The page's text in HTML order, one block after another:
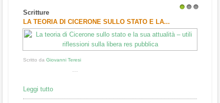
Scritture
LA TEORIA DI CICERONE SULLO STATO E LA...
Scritto da Giovanni Teresi
...
Leggi tutto